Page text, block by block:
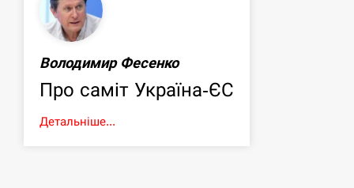
Володимир Фесенко
Про саміт Україна-ЄС
Детальніше...